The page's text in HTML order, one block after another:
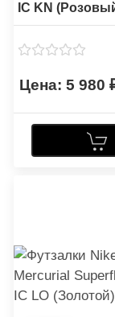
IC KN
5 980